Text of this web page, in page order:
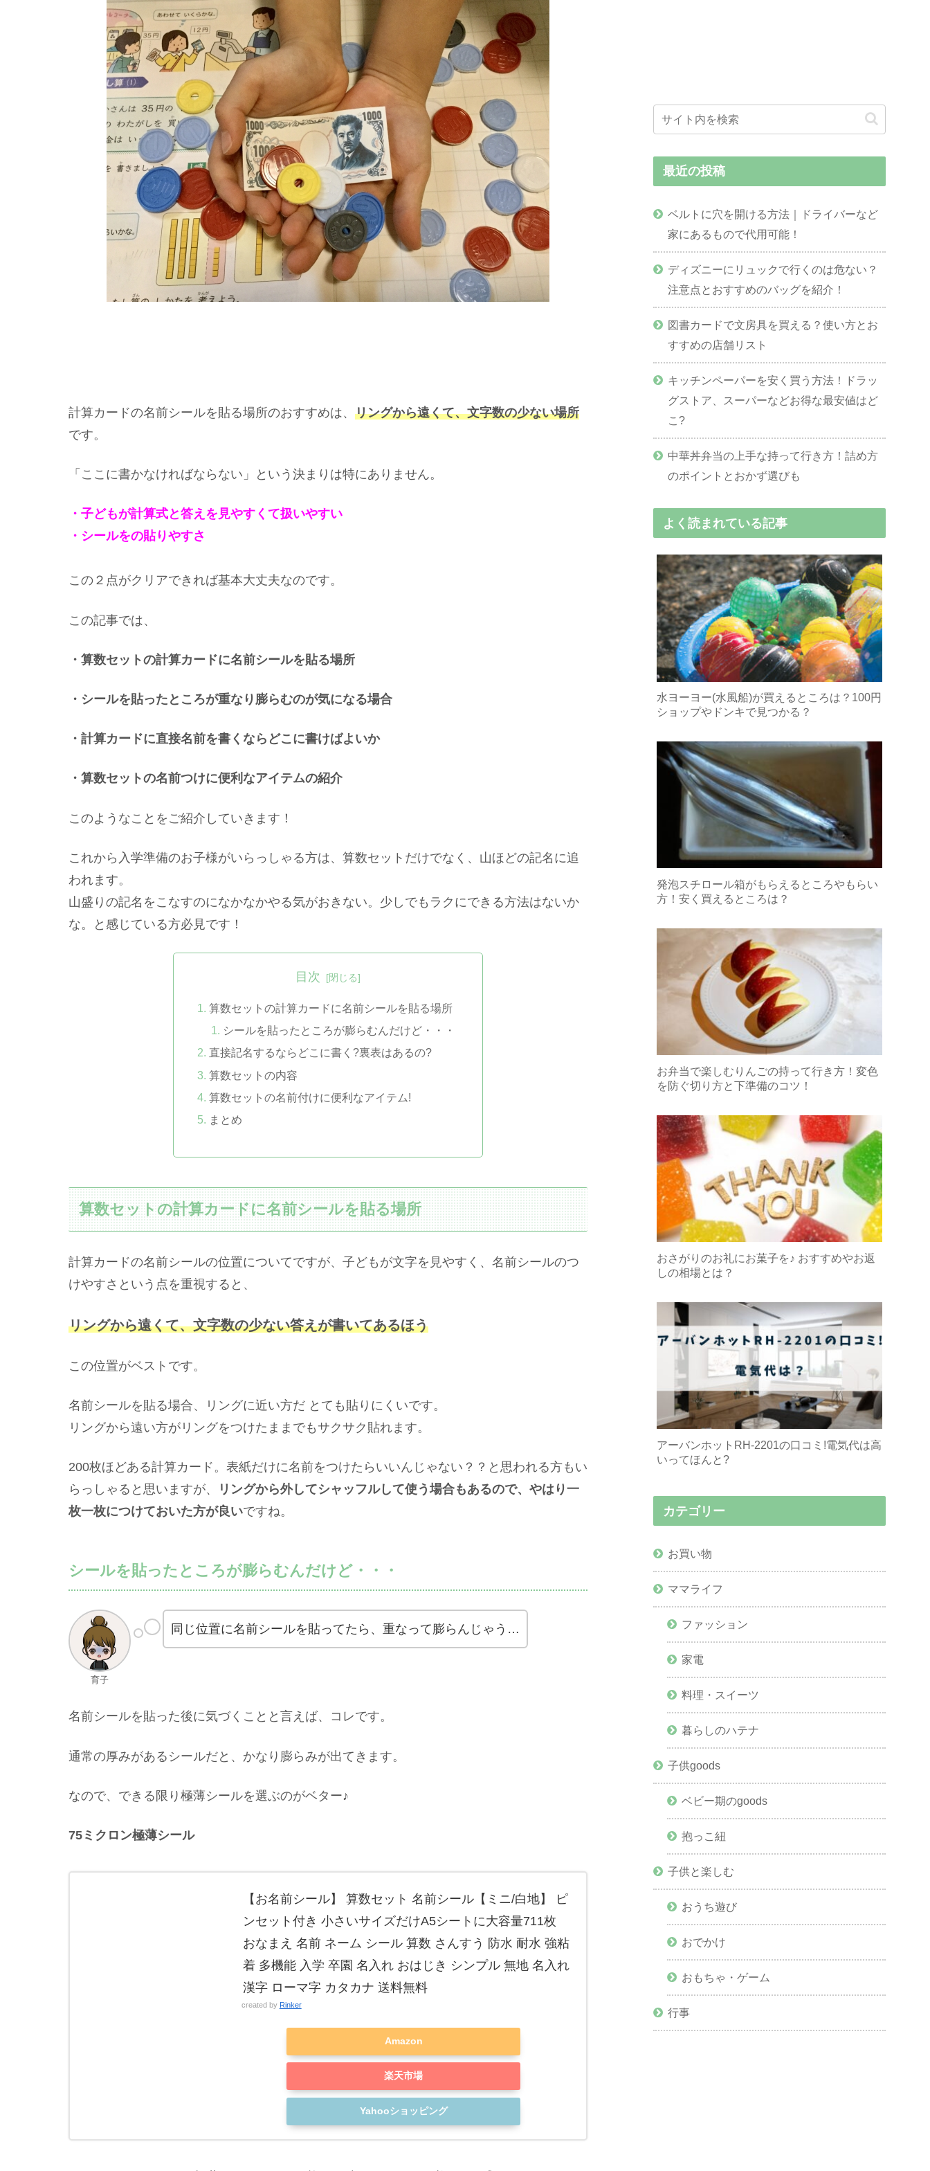
計算カードの名前シールを貼る場所のおすすめは、 リングから遠くて、文字数の少ない場所
です。
「ここに書かなければならない」という決まりは特にありません。
・子どもが計算式と答えを見やすくて扱いやすい
・シールをの貼りやすさ
この２点がクリアできれば基本大丈夫なのです。
この記事では、
・算数セットの計算カードに名前シールを貼る場所
・シールを貼ったところが重なり膨らむのが気になる場合
・計算カードに直接名前を書くならどこに書けばよいか
・算数セットの名前つけに便利なアイテムの紹介
このようなことをご紹介していきます！
これから入学準備のお子様がいらっしゃる方は、算数セットだけでなく、山ほどの記名に追
われます。
山盛りの記名をこなすのになかなかやる気がおきない。少しでもラクにできる方法はないか
な。と感じている方必見です！
目次
算数セットの計算カードに名前シールを貼る場所
シールを貼ったところが膨らむんだけど・・・
直接記名するならどこに書く?裏表はあるの?
算数セットの内容
算数セットの名前付けに便利なアイテム!
まとめ
算数セットの計算カードに名前シールを貼る場所
計算カードの名前シールの位置についてですが、子どもが文字を見やすく、名前シールのつ
けやすさという点を重視すると、
リングから遠くて、文字数の少ない答えが書いてあるほう
この位置がベストです。
名前シールを貼る場合、リングに近い方だ とても貼りにくいです。
リングから遠い方がリングをつけたままでもサクサク貼れます。
200枚ほどある計算カード。表紙だけに名前をつけたらいいんじゃない？？と思われる方もい
らっしゃると思いますが、
リングから外してシャッフルして使う場合もあるので、やはり一
枚一枚につけておいた方が良いですね。
シールを貼ったところが膨らむんだけど・・・
育子
同じ位置に名前シールを貼ってたら、重なって膨らんじゃう…
名前シールを貼った後に気づくことと言えば、コレです。
通常の厚みがあるシールだと、かなり膨らみが出てきます。
なので、できる限り極薄シールを選ぶのがベター♪
75ミクロン極薄シール
【お名前シール】 算数セット 名前シール【ミニ/白地】 ピ
ンセット付き 小さいサイズだけA5シートに大容量711枚
おなまえ 名前 ネーム シール 算数 さんすう 防水 耐水 強粘
着 多機能 入学 卒園 名入れ おはじき シンプル 無地 名入れ
漢字 ローマ字 カタカナ 送料無料
created by Rinker
Amazon
楽天市場
Yahooショッピング
最近の投稿
ベルトに穴を開ける方法｜ドライバーなど
家にあるもので代用可能！
ディズニーにリュックで行くのは危ない？
注意点とおすすめのバッグを紹介！
図書カードで文房具を買える？使い方とお
すすめの店舗リスト
キッチンペーパーを安く買う方法！ドラッ
グストア、スーパーなどお得な最安値はど
こ?
中華丼弁当の上手な持って行き方！詰め方
のポイントとおかず選びも
よく読まれている記事
水ヨーヨー(水風船)が買えるところは？100円
ショップやドンキで見つかる？
発泡スチロール箱がもらえるところやもらい
方！安く買えるところは？
お弁当で楽しむりんごの持って行き方！変色
を防ぐ切り方と下準備のコツ！
おさがりのお礼にお菓子を♪ おすすめやお返
しの相場とは？
アーバンホットRH-2201の口コミ!電気代は高
いってほんと?
カテゴリー
お買い物
ママライフ
ファッション
家電
料理・スイーツ
暮らしのハテナ
子供goods
ベビー期のgoods
抱っこ紐
子供と楽しむ
おうち遊び
おでかけ
おもちゃ・ゲーム
行事